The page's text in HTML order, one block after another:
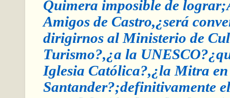
Quimera imposible de
Amigos de Castro,¿será
dirigirnos al Ministerio de
Turismo?,¿a la
Iglesia Católica?,¿la Mitra en
Santander?;definitivamente